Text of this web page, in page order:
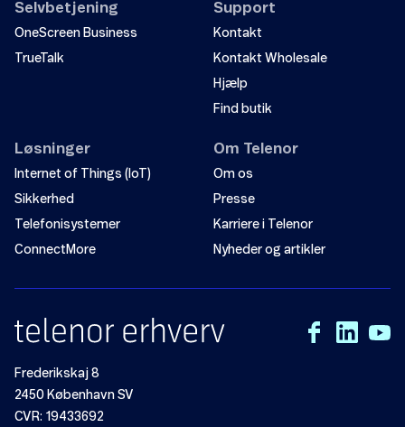
Selvbetjening
OneScreen Business
TrueTalk
Support
Kontakt
Kontakt Wholesale
Hjælp
Find butik
Løsninger
Internet of Things (IoT)
Sikkerhed
Telefonisystemer
ConnectMore
Om Telenor
Om os
Presse
Karriere i Telenor
Nyheder og artikler
Frederikskaj 8
2450 København SV
CVR: 19433692